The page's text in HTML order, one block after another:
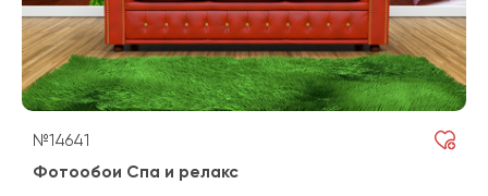
№14641
Фотообои Спа и релакс